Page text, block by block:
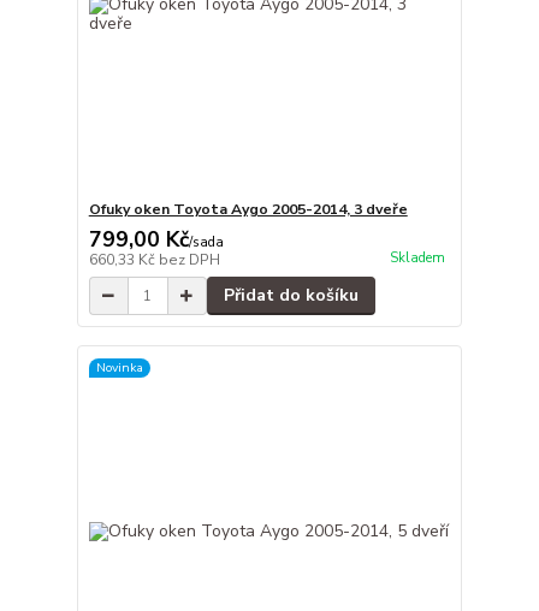
Ofuky oken Toyota Aygo 2005-2014, 3 dveře
799,00 Kč/sada
660,33 Kč bez DPH Skladem
Přidat do košíku
Novinka